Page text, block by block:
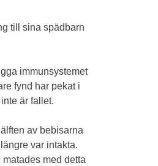
till sina spädbarn
immunsystemet
fynd har pekat i
är fallet.
av bebisarna
var intakta.
med detta